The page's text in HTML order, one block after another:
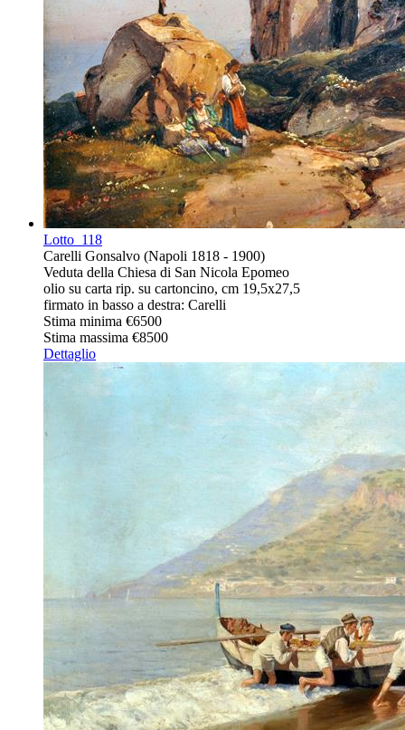
Lotto 118
Carelli Gonsalvo (Napoli 1818 - 1900)
Veduta della Chiesa di San Nicola Epomeo
olio su carta rip. su cartoncino, cm 19,5x27,5
firmato in basso a destra: Carelli
Stima minima €6500
Stima massima €8500
Dettaglio